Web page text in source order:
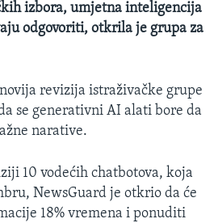
izbora, umjetna inteligencija
odgovoriti, otkrila je grupa za
revizija istraživačke grupe
se generativni AI alati bore da
narative.
10 vodećih chatbotova, koja
NewsGuard je otkrio da će
18% vremena i ponuditi